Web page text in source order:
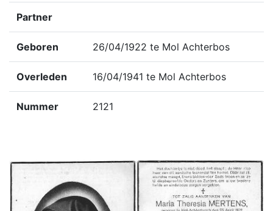
Partner
Geboren 26/04/1922 te Mol Achterbos
Overleden 16/04/1941 te Mol Achterbos
Nummer 2121